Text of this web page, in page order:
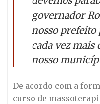
governador
nosso prefeito
cada vez mais
nosso
De acordo com a
curso de